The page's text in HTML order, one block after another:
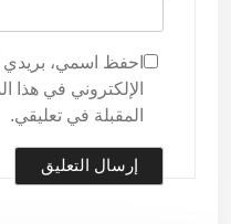
احفظ اسمي، بريدي
الإلكتروني في هذا
المقبلة في تعليقي.